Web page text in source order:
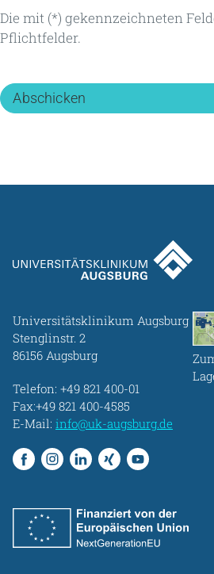
Die mit (*) gekennzeichneten
Pflichtfelder.
Universitätsklinikum Augsburg
Stenglinstr. 2
86156 Augsburg
Telefon: +49 821 400-01
Fax:+49 821 400-4585
E-Mail: info@uk-augsburg.de